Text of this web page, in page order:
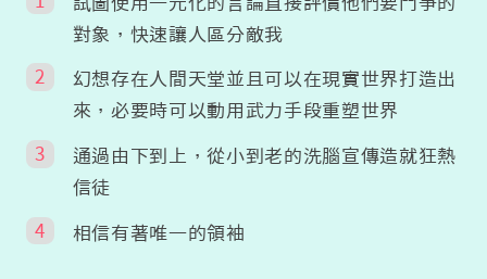
對象，快速讓人區分敵我
幻想存在人間天堂並且可以在現實世界打造出
來，必要時可以動用武力手段重塑世界
通過由下到上，從小到老的洗腦宣傳造就狂熱
信徒
相信有著唯一的領袖